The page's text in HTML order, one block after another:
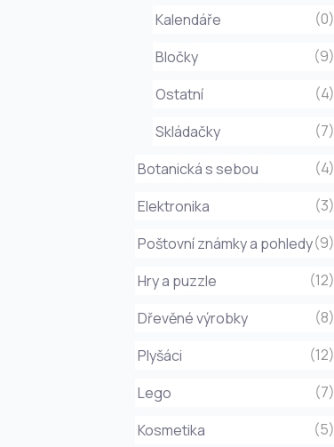
Kalendáře
(0)
Bločky
(9)
Ostatní
(4)
Skládačky
(7)
Botanická s sebou
(4)
Elektronika
(3)
Poštovní známky a pohledy(9)
Hry a puzzle
(12)
Dřevěné výrobky
(8)
Plyšáci
(12)
Lego
(7)
Kosmetika
(5)